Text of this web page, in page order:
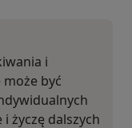
i
być
życzę dalszych